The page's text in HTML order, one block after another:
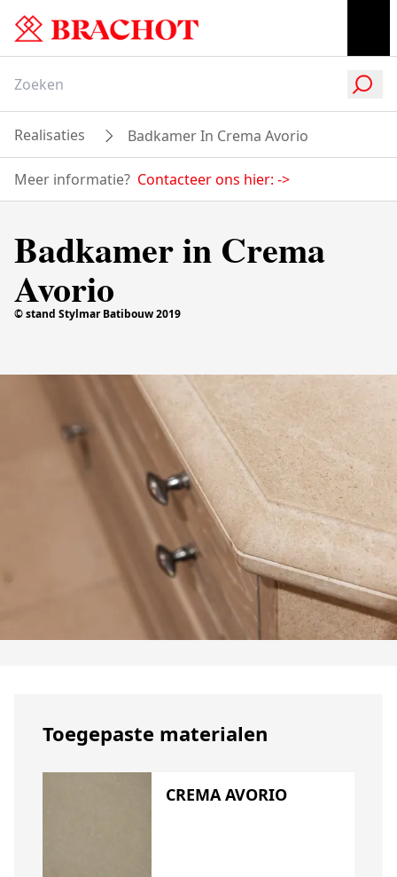
Realisaties Badkamer In Crema Avorio
Meer informatie? Contacteer ons hier: ->
Badkamer in Crema
Avorio
© stand Stylmar Batibouw 2019
Toegepaste materialen
CREMA AVORIO